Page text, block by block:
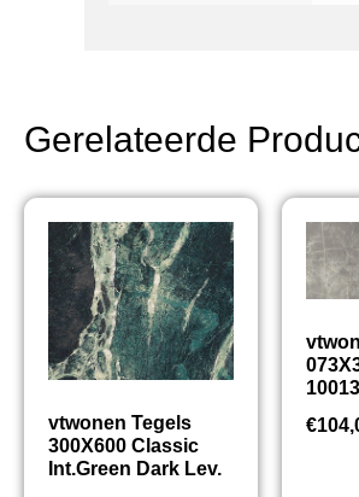
Gerelateerde
vtwonen Tegels
300X600 Classic
Int.Green Dark Lev.
€